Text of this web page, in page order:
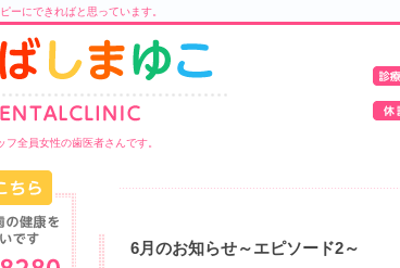
ーにできればと思っています。
全員女性の歯医者さんです。
6月のお知らせ～エピソード2～